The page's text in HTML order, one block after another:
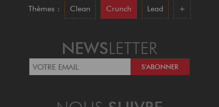
Thèmes :
Clean Crunch Lead +
NEWSLETTER